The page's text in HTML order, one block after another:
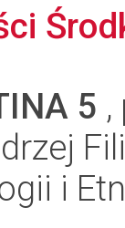
5
i